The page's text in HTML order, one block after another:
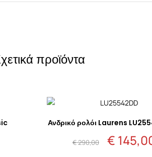
προϊόντα
Ανδρικό ρολόι Laurens
€290,00 Original
price
€